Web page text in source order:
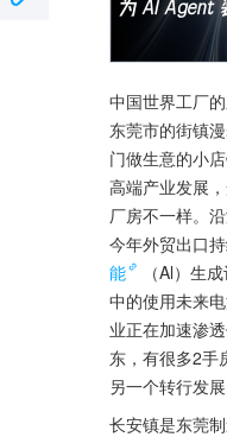
中国世界工厂
东莞市的街镇
门做生意的小
高端产业发展
厂房不一样。
今年外贸出口
能
（Al）生
中的使用未来
业正在加速渗
东，有很多2手
另一个转行发展
长安镇是东莞